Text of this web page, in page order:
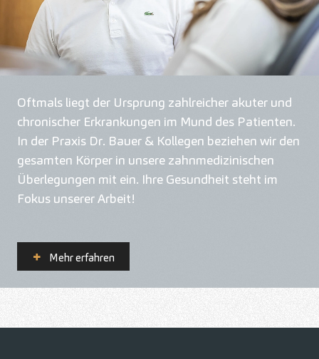
Oftmals liegt der Ursprung zahlreicher akuter und
chronischer Erkrankungen im Mund des Patienten.
In der Praxis Dr. Bauer & Kollegen beziehen wir den
gesamten Körper in unsere zahnmedizinischen
Überlegungen mit ein. Ihre Gesundheit steht im
Fokus unserer Arbeit!
Mehr erfahren